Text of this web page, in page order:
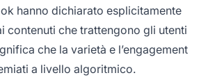
hanno dichiarato esplicitamente
contenuti che trattengono gli utenti
che la varietà e l’engagement
a livello algoritmico.